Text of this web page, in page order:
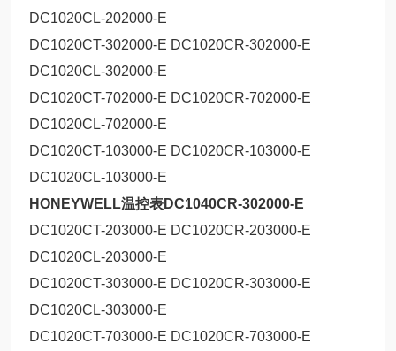
DC1020CL-202000-E
DC1020CT-302000-E DC1020CR-302000-E
DC1020CL-302000-E
DC1020CT-702000-E DC1020CR-702000-E
DC1020CL-702000-E
DC1020CT-103000-E DC1020CR-103000-E
DC1020CL-103000-E
HONEYWELL温控表DC1040CR-302000-E
DC1020CT-203000-E DC1020CR-203000-E
DC1020CL-203000-E
DC1020CT-303000-E DC1020CR-303000-E
DC1020CL-303000-E
DC1020CT-703000-E DC1020CR-703000-E